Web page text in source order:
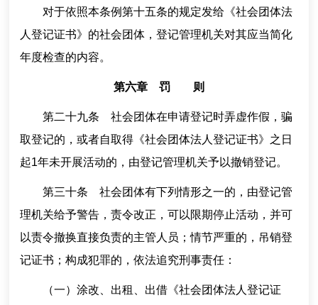
对于依照本条例第十五条的规定发给《社会团体法
人登记证书》的社会团体，登记管理机关对其应当简化
年度检查的内容。
第六章 罚 则
第二十九条 社会团体在申请登记时弄虚作假，骗
取登记的，或者自取得《社会团体法人登记证书》之日
起1年未开展活动的，由登记管理机关予以撤销登记。
第三十条 社会团体有下列情形之一的，由登记管
理机关给予警告，责令改正，可以限期停止活动，并可
以责令撤换直接负责的主管人员；情节严重的，吊销登
记证书；构成犯罪的，依法追究刑事责任：
（一）涂改、出租、出借《社会团体法人登记证